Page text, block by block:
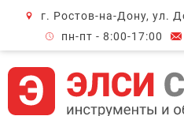
г. Ростов-на-Дону, ул.
пн-пт - 8:00-17:00